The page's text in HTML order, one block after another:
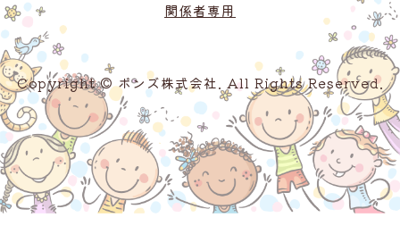
関係者専用
Copyright © ボンズ株式会社. All Rights Reserved.